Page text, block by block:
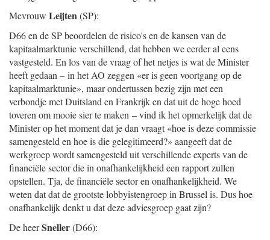
Mevrouw Leijten(SP):
D66 en de SP beoordelen de risico's en de kansen van de
kapitaalmarktunie verschillend, dat hebben we eerder al eens
vastgesteld. En los van de vraag of het netjes is wat de Minister
heeft gedaan – in het AO zeggen «er is geen voortgang op de
kapitaalmarktunie», maar ondertussen bezig zijn met een
verbondje met Duitsland en Frankrijk en dat uit de hoge hoed
toveren om mooie sier te maken – vind ik het opmerkelijk dat de
Minister op het moment dat je dan vraagt «hoe is deze commissie
samengesteld en hoe is die gelegitimeerd?» aangeeft dat de
werkgroep wordt samengesteld uit verschillende experts van de
financiële sector die in onafhankelijkheid een rapport zullen
opstellen. Tja, de financiële sector en onafhankelijkheid. We
weten dat dat de grootste lobbyistengroep in Brussel is. Dus hoe
onafhankelijk denkt u dat deze adviesgroep gaat zijn?
De heerSneller(D66):